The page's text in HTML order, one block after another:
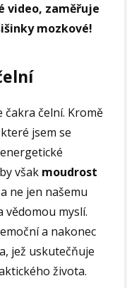
video, zaměřuje
mozkové!
čakra čelní. Kromě
jsem se
však moudrost
ne jen našemu
vědomou myslí.
a nakonec
jež uskutečňuje
života.